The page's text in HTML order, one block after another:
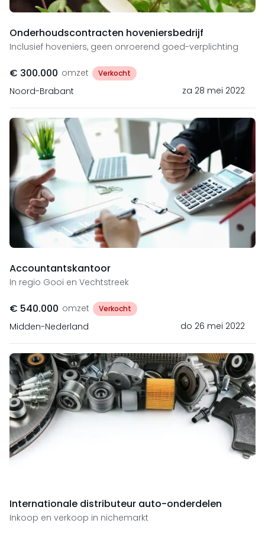
Onderhoudscontracten hoveniersbedrijf
Inclusief hoveniers, geen onroerend goed-verplichting
€ 300.000 omzet Verkocht
Noord-Brabant za 28 mei 2022
Accountantskantoor
In regio Gooi en Vechtstreek
€ 540.000 omzet Verkocht
Midden-Nederland do 26 mei 2022
Internationale distributeur auto-onderdelen
Inkoop en verkoop in nichemarkt